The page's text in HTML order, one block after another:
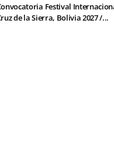
Festival
de la Sierra, Bolivia 2027 /...